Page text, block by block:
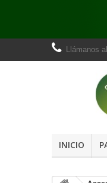
Llámanos
INICIO